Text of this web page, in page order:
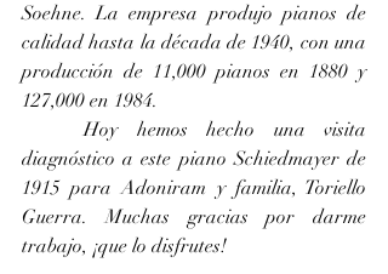
Soehne. La empresa produjo pianos de
calidad hasta la década de 1940, con una
producción de 11,000 pianos en 1880 y
127,000 en 1984.
	Hoy hemos hecho una visita
diagnóstico a este piano Schiedmayer de
1915 para Adoniram y familia, Toriello
Guerra. Muchas gracias por darme
trabajo, ¡que lo disfrutes!